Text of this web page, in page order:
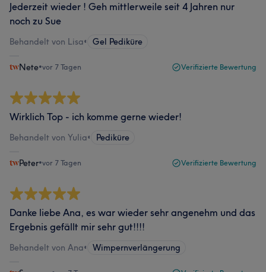
Jederzeit wieder ! Geh mittlerweile seit 4 Jahren nur
noch zu Sue
Behandelt von Lisa• Gel Pediküre
Nete•vor 7 Tagen Verifizierte Bewertung
Wirklich Top - ich komme gerne wieder!
Behandelt von Yulia• Pediküre
Peter•vor 7 Tagen Verifizierte Bewertung
Danke liebe Ana, es war wieder sehr angenehm und das
Ergebnis gefällt mir sehr gut!!!!
Behandelt von Ana• Wimpernverlängerung